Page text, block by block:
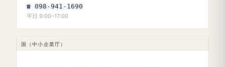
☎ 098-941-1690
平日 9:00–17:00
国（中小企業庁）